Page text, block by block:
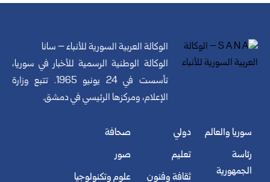
الوكالة العربية السورية للأنباء – سانا
الوكالة الوطنية الرسمية للأخبار في سوريا،
تأسست في 24 يونيو 1965. تتبع وزارة
الإعلام، ومركزها الرئيسي في دمشق.
سوريا والعالم
رئاسة
الجمهورية
دولي
تعليم
ثقافة وفنون
صحافة
صور
علوم وتكنولوجيا